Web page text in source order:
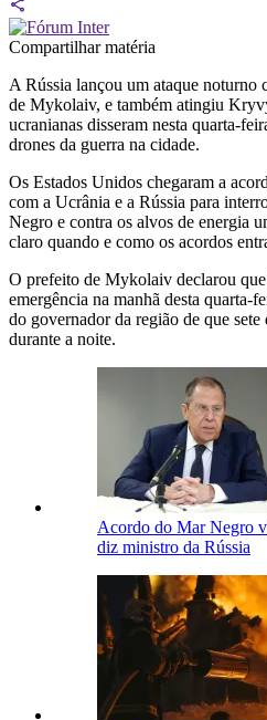
Compartilhar matéria
A Rússia lançou um ataque noturno
de Mykolaiv, e também atingiu
ucranianas disseram nesta quarta-
drones da guerra na cidade.
Os Estados Unidos chegaram a
com a Ucrânia e a Rússia para
Negro e contra os alvos de energia
claro quando e como os acordos
O prefeito de Mykolaiv declarou
emergência na manhã desta quarta-
do governador da região de que
durante a noite.
Acordo do Mar Negro
diz ministro da Rússia